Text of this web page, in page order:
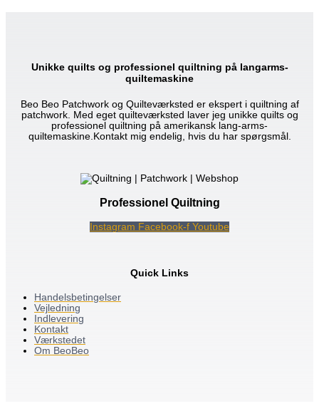
Unikke quilts og professionel quiltning på langarms-
quiltemaskine
Beo Beo Patchwork og Quilteværksted er ekspert i quiltning af
patchwork. Med eget quilteværksted laver jeg unikke quilts og
professionel quiltning på amerikansk lang-arms-
quiltemaskine.Kontakt mig endelig, hvis du har spørgsmål.
Professionel Quiltning
Instagram Facebook-f Youtube
Quick Links
Handelsbetingelser
Vejledning
Indlevering
Kontakt
Værkstedet
Om BeoBeo